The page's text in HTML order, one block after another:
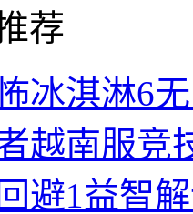
荐
冰淇淋6
越南服竞
避1益智